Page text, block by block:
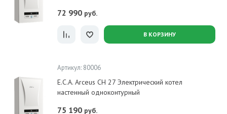
72 990 руб.
В КОРЗИНУ
Артикул: 80006
E.C.A. Arceus CH 27 Электрический котел
настенный одноконтурный
75 190 руб.